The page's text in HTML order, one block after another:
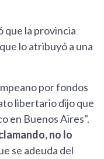
que la provincia
lo atribuyó a una
por fondos
libertario dijo que
en Buenos Aires".
no lo
se adeuda del